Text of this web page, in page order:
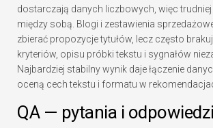
dostarczają danych liczbowych, więc
między sobą. Blogi i zestawienia
zbierać propozycje tytułów, lecz często
kryteriów, opisu próbki tekstu i sygnałów
Najbardziej stabilny wynik daje łączenie
oceną cech tekstu i formatu w
QA — pytania i odpowiedzi